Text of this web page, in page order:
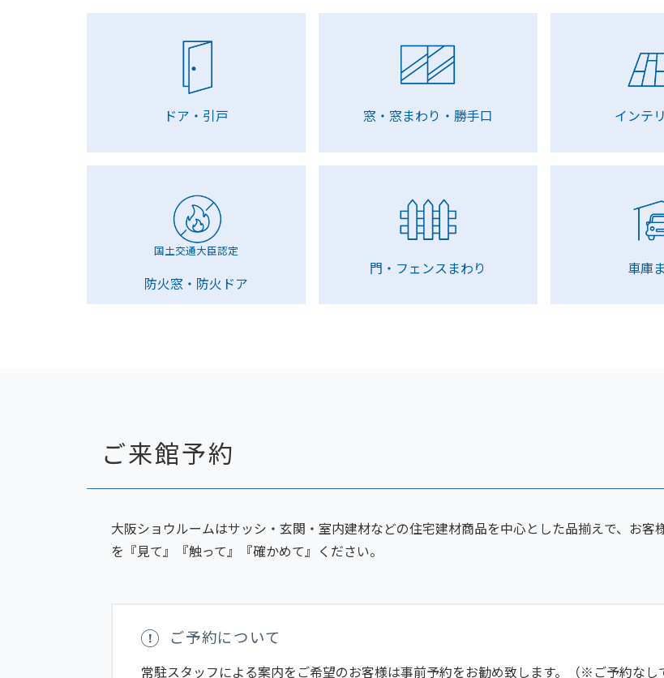
ドア・引戸 窓・窓まわり・勝手口 インテ
国土交通大臣認定
防火窓・防火ドア
門・フェンスまわり 車庫
ご来館予約
大阪ショウルームはサッシ・玄関・室内建材などの住宅建材商品を中心とした品揃えで、お
を『見て』『触って』『確かめて』ください。
ご予約について
常駐スタッフによる案内をご希望のお客様は事前予約をお勧め致します。（※ご予約なし